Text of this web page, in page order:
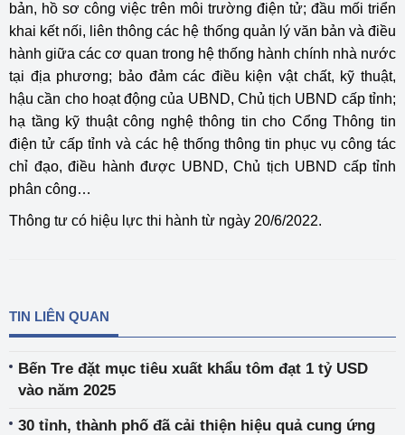
bản, hồ sơ công việc trên môi trường điện tử; đầu mối triển
khai kết nối, liên thông các hệ thống quản lý văn bản và điều
hành giữa các cơ quan trong hệ thống hành chính nhà nước
tại địa phương; bảo đảm các điều kiện vật chất, kỹ thuật,
hậu cần cho hoạt động của UBND, Chủ tịch UBND cấp tỉnh;
hạ tầng kỹ thuật công nghệ thông tin cho Cổng Thông tin
điện tử cấp tỉnh và các hệ thống thông tin phục vụ công tác
chỉ đạo, điều hành được UBND, Chủ tịch UBND cấp tỉnh
phân công…
Thông tư có hiệu lực thi hành từ ngày 20/6/2022.
TIN LIÊN QUAN
Bến Tre đặt mục tiêu xuất khẩu tôm đạt 1 tỷ USD
vào năm 2025
30 tỉnh, thành phố đã cải thiện hiệu quả cung ứng